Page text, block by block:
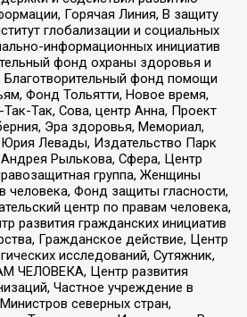
Горячая Линия, В защиту
глобализации и социальных
информационных инициатив
фонд охраны здоровья и
фонд помощи
Фонд Тольятти, Новое время,
Так-Так, Сова, центр Анна, Проект
Эра здоровья, Мемориал,
Левады, Издательство Парк
Рылькова, Сфера, Центр
группа, Женщины
человека, Фонд защиты гласности,
центр по правам человека,
развития гражданских инициатив
Гражданское действие, Центр
исследований, Сутяжник,
Центр развития
Частное учреждение в
северных стран,